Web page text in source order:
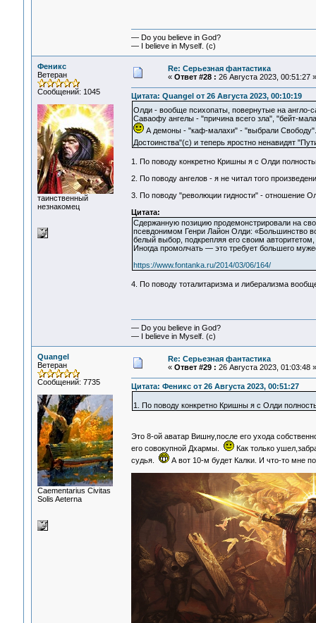
— Do you believe in God?
— I believe in Myself. (c)
Феникс
Ветеран
Сообщений: 1045
таинственный
незнакомец
Re: Серьезная фантастика
« Ответ #28 : 26 Августа 2023, 00:51:27 »
Цитата: Quangel от 26 Августа 2023, 00:10:19
Олди - вообще психопаты, повернутые на англо-
Саваофу ангелы - "причина всего зла", "бейт-
А демоны - "каф-малахи" - "выбрали
Достоинства"(с) и теперь яростно ненавидят
1. По поводу конкретно Кришны я с Олди
2. По поводу ангелов - я не читал того
3. По поводу "революции гидности" - отношение
Цитата:
Сдержанную позицию продемонстрировали на
псевдонимом Генри Лайон Олди: «Большинство
белый выбор, подкрепляя его своим
Иногда промолчать — это требует большего
https://www.fontanka.ru/2014/03/06/164/
4. По поводу тоталитаризма и либерализма
— Do you believe in God?
— I believe in Myself. (c)
Quangel
Ветеран
Сообщений: 7735
Сaementarius Civitas
Solis Aeterna
Re: Серьезная фантастика
« Ответ #29 : 26 Августа 2023, 01:03:48 »
Цитата: Феникс от 26 Августа 2023, 00:51:27
1. По поводу конкретно Кришны я с Олди
Это 8-ой аватар Вишну,после его ухода
его совокупной Дхармы.
Как только
судья.
А вот 10-м будет Калки. И что-то мне